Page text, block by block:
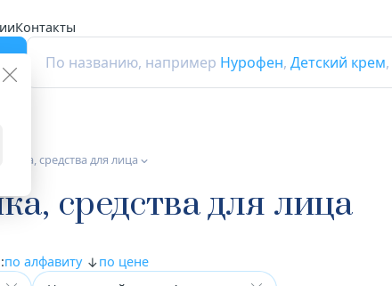
Контакты
По названию, например Нурофен, Детский крем,
средства для лица
средства для лица
по алфавиту
по цене